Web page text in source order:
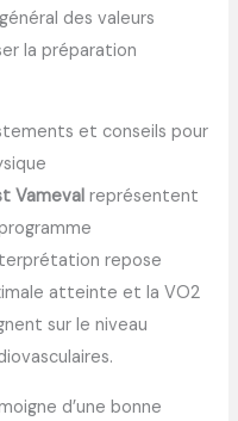
des valeurs
la préparation
et conseils pour
Vameval représentent
repose
atteinte et la VO2
sur le niveau
d’une bonne